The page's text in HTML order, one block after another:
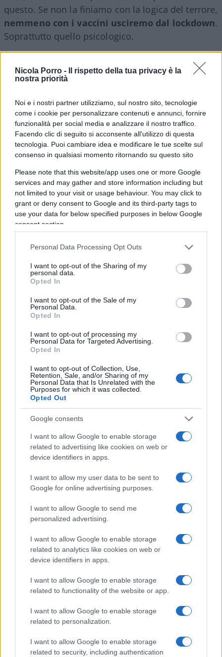
Nicola Porro -
Il rispetto della tua privacy è la
nostra priorità
Noi e i nostri partner utilizziamo, sul nostro sito, tecnologie
come i cookie per personalizzare contenuti e annunci, fornire
funzionalità per social media e analizzare il nostro traffico.
Facendo clic di seguito si acconsente all'utilizzo di questa
tecnologia. Puoi cambiare idea e modificare le tue scelte sul
consenso in qualsiasi momento ritornando su questo sito
Please note that this website/app uses one or more Google
services and may gather and store information including but
not limited to your visit or usage behaviour. You may click to
grant or deny consent to Google and its third-party tags to
use your data for below specified purposes in below Google
consent section.
Personal Data Processing Opt Outs
I want to opt-out of the Sharing of my
personal data.
Opted In
I want to opt-out of the Sale of my
Personal Data.
Opted In
I want to opt-out of processing my
Personal Data for Targeted Advertising.
Opted In
I want to opt-out of Collection, Use,
Retention, Sale, and/or Sharing of my
Personal Data that Is Unrelated with the
Purposes for which it was collected.
Opted Out
Google consents
I want to allow Google to enable storage
related to advertising like cookies on web or
device identifiers in apps.
I want to allow my user data to be sent to
Google for online advertising purposes.
I want to allow Google to send me
personalized advertising.
I want to allow Google to enable storage
related to analytics like cookies on web or
device identifiers in apps.
I want to allow Google to enable storage
related to functionality of the website or app.
I want to allow Google to enable storage
related to personalization.
I want to allow Google to enable storage
related to security, including authentication
questo. Se non la finiamo con la logica del terrore,
nemmeno con i vaccini usciremo dal lockdown.
Soprattutto quello psicologico.
DaQuarta Repubblica del 16 marzo 2021
#UNIONE EUROPEA
#VACCINO
48
Leggi i commenti
SEDUTE SATIRICHE
Vignetta del 07/08/2026
Vai all'archivio delle vignette
Sanchez fa l’offeso e
minaccia: “Riaprite Schengen
o avrete conseguenze”
Madrid perde il controllo della sua frontiera e ora
pretende di dettare le regole a Roma. Ultimatum
sui controlli entro il 9 agosto
Massimo Balsamo
7 Agosto 2026, 14:26
1.8k